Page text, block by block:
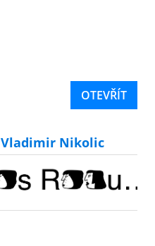
OTEVŘÍT
Vladimir Nikolic